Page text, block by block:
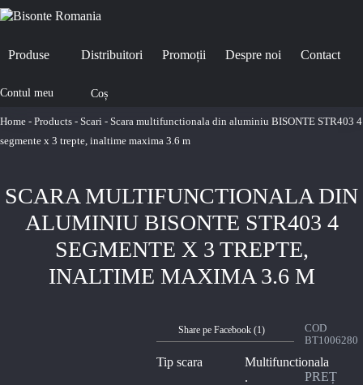
Produse Distribuitori Promoții Despre noi Contact
Contul meu Coș
Home - Products - Scari - Scara multifunctionala din aluminiu BISONTE STR403 4
segmente x 3 trepte, inaltime maxima 3.6 m
SCARA MULTIFUNCTIONALA DIN
ALUMINIU BISONTE STR403 4
SEGMENTE X 3 TREPTE,
INALTIME MAXIMA 3.6 M
Share pe Facebook (1)
Tip scara
Multifunctionala
.
COD
BT1006280
PREȚ